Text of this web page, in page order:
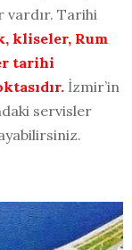
vardır. Tarihi
kliseler, Rum
tarihi
İzmir’in
servisler